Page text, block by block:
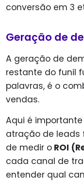
conversão em 3
Geração de
A geração de
restante do funil
palavras, é o
vendas.
Aqui é
atração de leads
de medir o ROI
cada canal de
entender qual